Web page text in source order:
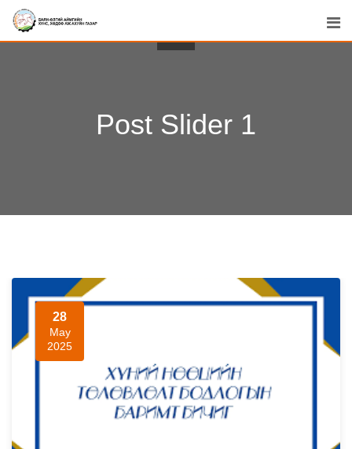
Post Slider 1
28
May
2025